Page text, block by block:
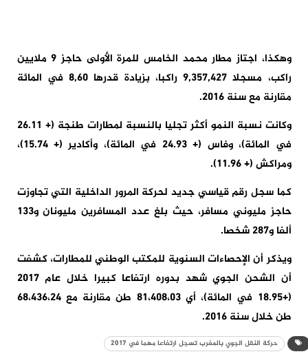
وهكذا، اجتاز مطار محمد الخامس للمرة الأولى حاجز 9 ملايين
راكب، مسجلا 9,357,427 راكبا، بزيادة قدرها 8,60 في المائة
مقارنة مع سنة 2016.
وكانت نسبة النمو أكثر تجليا بالنسبة لمطارات طنجة (+ 26.11
في المائة)، وفاس (+ 24.93 في المائة)، وأكادير (+ 15.74)،
ومراكش (+ 11.96).
كما سجل رقم قياسي جديد لحركة المرور الداخلية التي تجاوزت
حاجز مليوني مسافر، حيث بلغ عدد المسافرين مليونان و133
ألفا و287 شخصا.
ويذكر أن الإحصاءات السنوية للمكتب الوطني للمطارات، كشفت
أن الشحن الجوي شهد بدوره ارتفاعا كبيرا خلال عام 2017
(+18.95 في المائة)، أي 81،408،03 طن مقارنة مع 68،436،24
طن خلال سنة 2016.
حركة النقل الجوي بالمغرب تسجل ارتفاعا مهما في 2017